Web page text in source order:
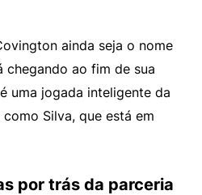
ainda seja o nome
chegando ao fim de sua
uma jogada inteligente da
Silva, que está em
por trás da parceria